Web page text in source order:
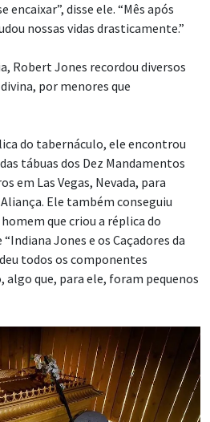
disse ele. “Mês após
nossas vidas drasticamente.”
Robert Jones recordou diversos
por menores que
do tabernáculo, ele encontrou
tábuas dos Dez Mandamentos
em Las Vegas, Nevada, para
Ele também conseguiu
que criou a réplica do
Jones e os Caçadores da
todos os componentes
algo que, para ele, foram pequenos